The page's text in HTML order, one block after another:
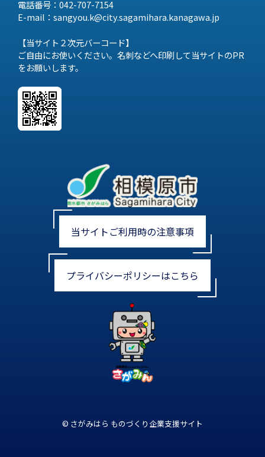
電話番号：042-707-7154
E-mail：sangyou.k@city.sagamihara.kanagawa.jp
【当サイト２次元バーコード】
ご自由にお使いください。名刺などへ印刷して当サイトのPR
をお願いします。
当サイトご利用時の注意事項
プライバシーポリシーはこちら
© さがみはら ものづくり企業支援サイト